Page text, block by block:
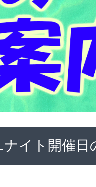
イト開催日